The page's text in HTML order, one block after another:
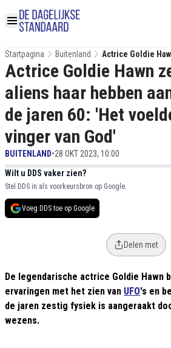
Startpagina Buitenland
Actrice Goldie
Hebben
Voelde Als De
Actrice Goldie Hawn
aliens haar hebben
de jaren 60: 'Het
vinger van God'
BUITENLAND•28 OKT 2023, 10:00
Wilt u DDS vaker zien?
Stel DDS in als voorkeursbron op Google.
Voeg DDS toe op Google
Delen met
De legendarische actrice Goldie Hawn
ervaringen met het zien van UFO's en
de jaren zestig fysiek is aangeraakt
wezens.